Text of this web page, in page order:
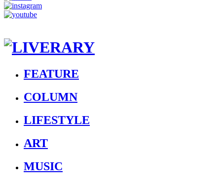
FEATURE
COLUMN
LIFESTYLE
ART
MUSIC